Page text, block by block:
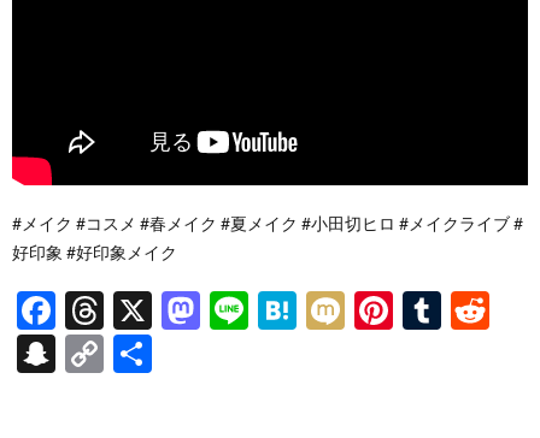
#メイク #コスメ #春メイク #夏メイク #小田切ヒロ #メイクライブ #
好印象 #好印象メイク
F
ac
e
T
hr
ea
X
M Li H M Pi T
S
C